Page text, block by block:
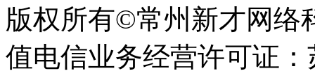
版权所有©常州新才网络
值电信业务经营许可证